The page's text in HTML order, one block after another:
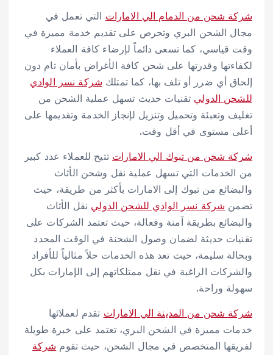
شركة شحن من الدمام الي الامارات التي تعمل في
مجال الشحن البري وتحرص على تقديم خدمة مميزة في
وقت قياسي، كما تسعى دائماً لإرضاء كافة العملاء
لكفاءتها وقدرتها على شحن كافة الأغراض بأمان تام دون
إلحاق أي ضرر أو تلف بها، كما تمتلك شركة نسر الوادي
للشحن الدولي تقنيات حديث تسهل عملية الشحن من
تغليف وتعبئة وتحميل وتنزيل لإنجاز الخدمة وتقديمها على
أعلى مستوى في أقل وقت.
شركة شحن من تبوك الي الامارات تتيح للعملاء عدد كبير
من الخدمات التي تسهل عملية نقل وشحن الأثاث
والبضائع من تبوك إلى الامارات بأكثر من طريقة، حيث
تضمن شركة نسر الوادي للشحن الدولي نقل الأثاث
والبضائع بطريقة آمنة وفعالة، حيث تعتمد الشركات على
تقنيات حديثة لضمان وصول الشحنة في الوقت المحدد
وبحالة سليمة، حيث تعد هذه الخدمات حلاً مثالياً للأفراد
والشركات الراغبة في نقل ممتلكاتهم إلى الإمارات بكل
سهولة وراحة.
شركة شحن من المدينة الي الامارات تقدم لعملائها
خدمات مميزة في الشحن البري، تعتمد على خبرة طويلة
لفريقها المتخصص في مجال الشحن، حيث تقوم شركة